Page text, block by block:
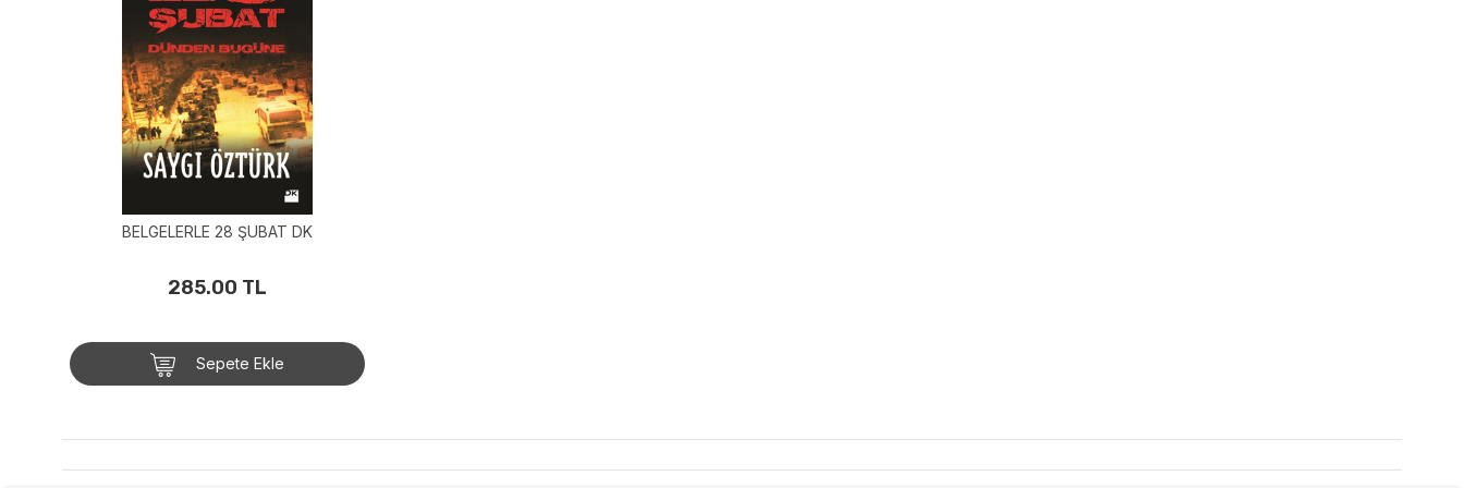
BELGELERLE 28 ŞUBAT DK
285.00 TL
Sepete Ekle